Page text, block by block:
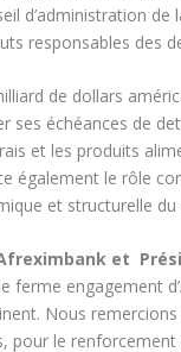
d’administration
responsables des
de dollars
ses échéances de
et les produits
également le rôle
et structurelle du
et
ferme engagement
Nous
pour le